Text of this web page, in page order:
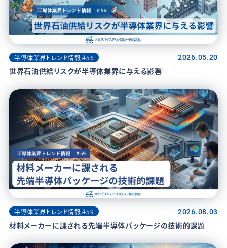
半導体業界トレンド情報＃56 2026.05.20
世界石油供給リスクが半導体業界に与える影響
半導体業界トレンド情報＃59 2026.08.03
材料メーカーに課される先端半導体パッケージの技術的課題